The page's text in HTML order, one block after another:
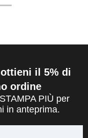
il 5% di
ordine
PIÙ per
in anteprima.